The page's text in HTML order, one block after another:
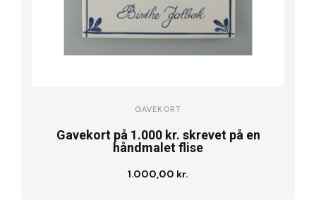
GAVEKORT
Gavekort på 1.000 kr. skrevet på en
håndmalet flise
1.000,00 kr.
Læg i kurv